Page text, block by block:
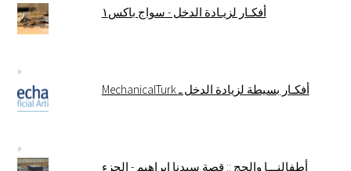
أفكـار لزيـادة الدخل - سواج باكس١
MechanicalTurk أفكـار بسيطة لزيادة الدخل ـ
أطفالنـــا والحج :: قصة سيدنا إبراهيم - الجزء